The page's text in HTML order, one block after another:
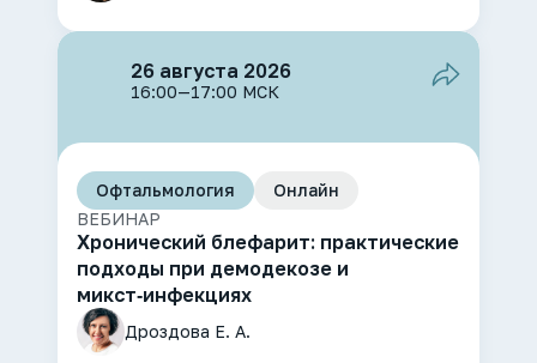
26 августа 2026
16:00—17:00 МСК
Офтальмология
Онлайн
ВЕБИНАР
Хронический блефарит: практические
подходы при демодекозе и
микст‑инфекциях
Дроздова Е. А.